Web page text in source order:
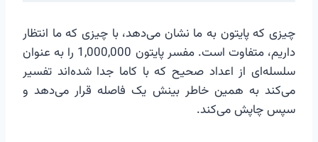
چیزی که پایتون به ما نشان می‌دهد، با چیزی که ما انتظار
داریم، متفاوت است. مفسر پایتون 1,000,000 را به عنوان
سلسله‌ای از اعداد صحیح که با کاما جدا شده‌اند تفسیر
می‌کند به همین خاطر بینش یک فاصله قرار می‌دهد و
سپس چاپش می‌کند.